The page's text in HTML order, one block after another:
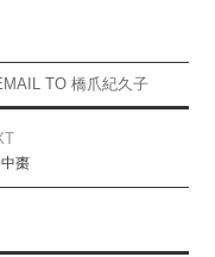
TO 橋爪紀久子
棗